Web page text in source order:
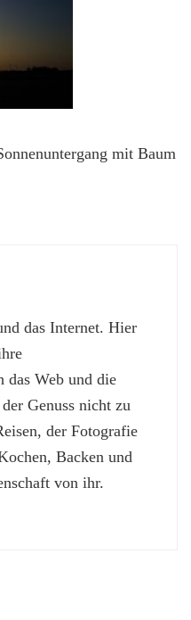
mit Baum
das Internet. Hier
das Web und die
Genuss nicht zu
der Fotografie
Backen und
von ihr.